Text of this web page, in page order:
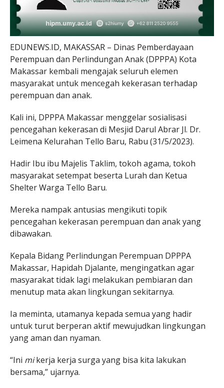
EDUNEWS.ID, MAKASSAR – Dinas Pemberdayaan
Perempuan dan Perlindungan Anak (DPPPA) Kota
Makassar kembali mengajak seluruh elemen
masyarakat untuk mencegah kekerasan terhadap
perempuan dan anak.
Kali ini, DPPPA Makassar menggelar sosialisasi
pencegahan kekerasan di Mesjid Darul Abrar Jl. Dr.
Leimena Kelurahan Tello Baru, Rabu (31/5/2023).
Hadir Ibu ibu Majelis Taklim, tokoh agama, tokoh
masyarakat setempat beserta Lurah dan Ketua
Shelter Warga Tello Baru.
Mereka nampak antusias mengikuti topik
pencegahan kekerasan perempuan dan anak yang
dibawakan.
Kepala Bidang Perlindungan Perempuan DPPPA
Makassar, Hapidah Djalante, mengingatkan agar
masyarakat tidak lagi melakukan pembiaran dan
menutup mata akan lingkungan sekitarnya.
Ia meminta, utamanya kepada semua yang hadir
untuk turut berperan aktif mewujudkan lingkungan
yang aman dan nyaman.
“Ini mikerja kerja surga yang bisa kita lakukan
bersama,” ujarnya.